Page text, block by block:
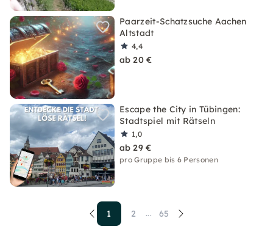
Paarzeit-Schatzsuche Aachen
Altstadt
4,4
ab 20 €
Escape the City in Tübingen:
Stadtspiel mit Rätseln
1,0
ab 29 €
pro Gruppe bis 6 Personen
1 2 ... 65